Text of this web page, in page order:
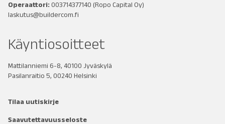
Operaattori: 003714377140 (Ropo Capital Oy)
laskutus@buildercom.fi
Käyntiosoitteet
Mattilanniemi 6-8, 40100 Jyväskylä
Pasilanraitio 5, 00240 Helsinki
Tilaa uutiskirje
Saavutettavuusseloste